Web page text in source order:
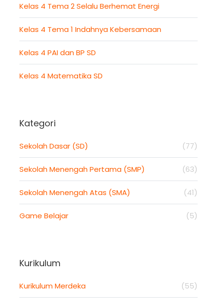
Kelas 4 Tema 2 Selalu Berhemat Energi
Kelas 4 Tema 1 Indahnya Kebersamaan
Kelas 4 PAI dan BP SD
Kelas 4 Matematika SD
Kategori
Sekolah Dasar (SD) (77)
Sekolah Menengah Pertama (SMP) (63)
Sekolah Menengah Atas (SMA) (41)
Game Belajar (5)
Kurikulum
Kurikulum Merdeka (55)